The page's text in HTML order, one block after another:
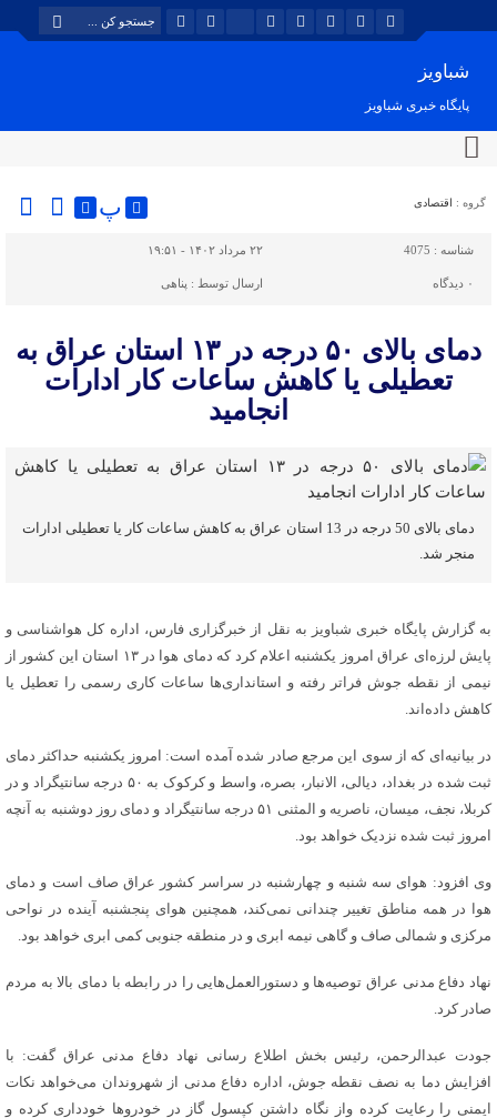
شباویز
پایگاه خبری شباویز
گروه : اقتصادی پ
شناسه : 4075 ۲۲ مرداد ۱۴۰۲ - ۱۹:۵۱
۰ دیدگاه ارسال توسط : پناهی
دمای بالای ۵۰ درجه در ۱۳ استان عراق به
تعطیلی یا کاهش ساعات کار ادارات
انجامید
دمای بالای 50 درجه در 13 استان عراق به کاهش ساعات کار یا تعطیلی ادارات
منجر شد.
به گزارش پایگاه خبری شباویز به نقل از خبرگزاری فارس، اداره کل هواشناسی و
پایش لرزه‌ای عراق امروز یکشنبه اعلام کرد که دمای هوا در ۱۳ استان این کشور از
نیمی از نقطه جوش فراتر رفته و استانداری‌ها ساعات کاری رسمی را تعطیل یا
کاهش داده‌اند.
در بیانیه‌ای که از سوی این مرجع صادر شده آمده است: امروز یکشنبه حداکثر دمای
ثبت شده در بغداد، دیالی، الانبار، بصره، واسط و کرکوک به ۵۰ درجه سانتیگراد و در
کربلا، نجف، میسان، ناصریه و المثنی ۵۱ درجه سانتیگراد و دمای روز دوشنبه به آنچه
امروز ثبت شده نزدیک خواهد بود.
وی افزود: هوای سه شنبه و چهارشنبه در سراسر کشور عراق صاف است و دمای
هوا در همه مناطق تغییر چندانی نمی‌کند، همچنین هوای پنجشنبه آینده در نواحی
مرکزی و شمالی صاف و گاهی نیمه ابری و در منطقه جنوبی کمی ابری خواهد بود.
نهاد دفاع مدنی عراق توصیه‌ها و دستورالعمل‌هایی را در رابطه با دمای بالا به مردم
صادر کرد.
جودت عبدالرحمن، رئیس بخش اطلاع رسانی نهاد دفاع مدنی عراق گفت: با
افزایش دما به نصف نقطه جوش، اداره دفاع مدنی از شهروندان می‌خواهد نکات
ایمنی را رعایت کرده واز نگاه داشتن کپسول گاز در خودروها خودداری کرده و